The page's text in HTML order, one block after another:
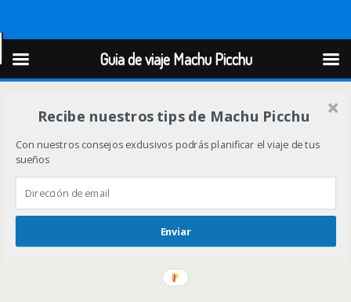
Guia de viaje Machu Picchu
Recibe nuestros tips de Machu Picchu
Con nuestros consejos exclusivos podrás planificar el viaje de tus
sueños
Enviar
Guia de viaje Machu Picchu